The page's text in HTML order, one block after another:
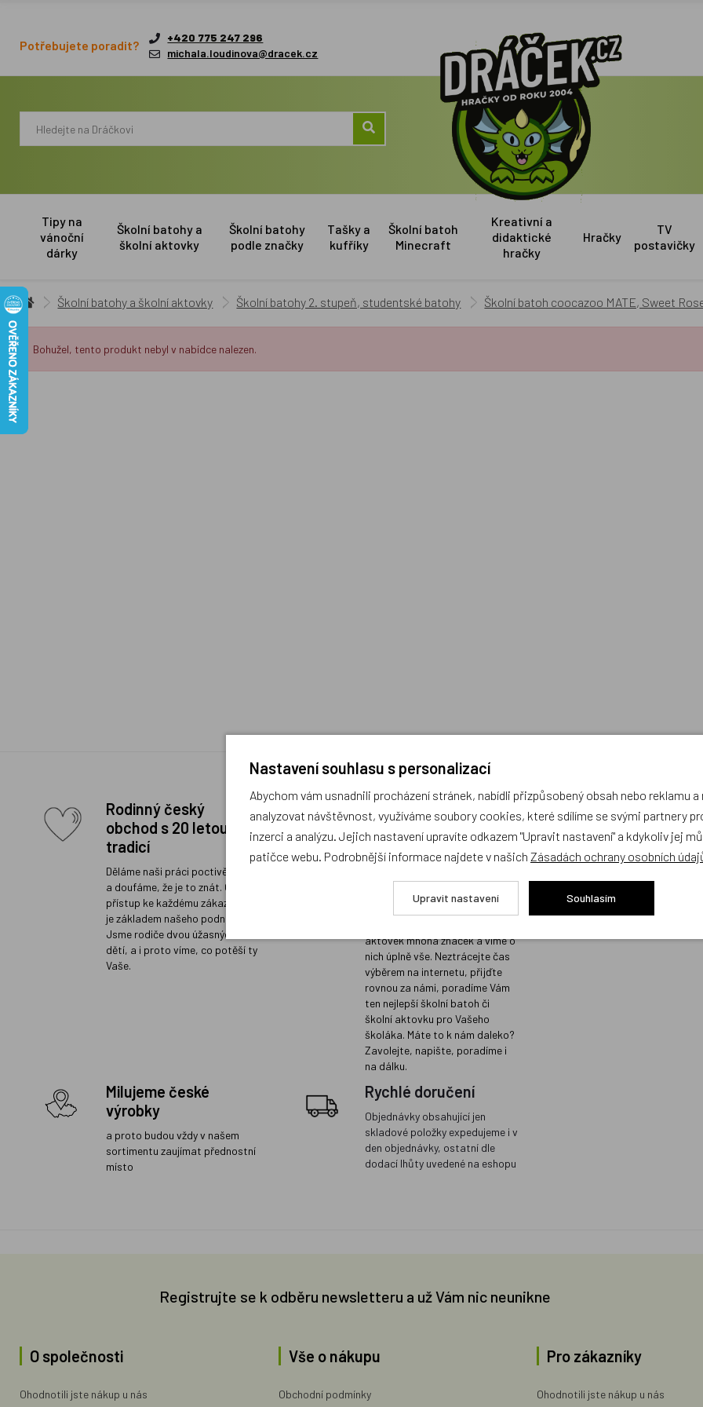
Potřebujete poradit?
+420 775 247 296
michala.loudinova@dracek.cz
Tipy na
vánoční
dárky
Školní batohy a
školní aktovky
Školní batohy
podle značky
Tašky a
kufříky
Školní batoh
Minecraft
Kreativní a
didaktické
hračky
Hračky
TV
postavičky
Školní batohy a školní aktovky Školní batohy 2. stupeň, studentské batohy Školní batoh coocazoo MATE, Sweet
Bohužel, tento produkt nebyl v nabídce nalezen.
Rodinný český
obchod s 20 letou
tradicí
Děláme naši práci poctivě a rádi
a doufáme, že je to znát. Osobní
přístup ke každému zákazníkovi
je základem našeho podnikání.
Jsme rodiče dvou úžasných
dětí, a i proto víme, co potěší ty
Vaše.
Prodejna s největším
výběrem školních
batohů v Praze a
odborným
poradenstvím
Na naší prodejně v Libni máme
aktovek mnoha značek a víme o
nich úplně vše. Neztrácejte čas
výběrem na internetu, přijďte
rovnou za námi, poradíme Vám
ten nejlepší školní batoh či
školní aktovku pro Vašeho
školáka. Máte to k nám daleko?
Zavolejte, napište, poradíme i
na dálku.
Kvalita
místě
Prodáváme jen
koupili i našim
Sortiment, který
kvalitu, do
Milujeme české
výrobky
a proto budou vždy v našem
sortimentu zaujímat přednostní
místo
Rychlé doručení
Objednávky obsahující jen
skladové položky expedujeme i v
den objednávky, ostatní dle
dodací lhůty uvedené na eshopu
Registrujte se k odběru newsletteru a už Vám nic neunikne
O společnosti
Ohodnotili jste nákup u nás
Vše o nákupu
Obchodní podmínky
Pro zákazníky
Ohodnotili jste nákup u nás
Nastavení souhlasu s personalizací
Abychom vám usnadnili procházení stránek, nabídli přizpůsobený obsah nebo reklamu
analyzovat návštěvnost, využíváme soubory cookies, které sdílíme se svými partnery
inzerci a analýzu. Jejich nastavení upravíte odkazem "Upravit nastavení" a kdykoliv jej
patičce webu. Podrobnější informace najdete v našich Zásadách ochrany osobních
Upravit nastavení Souhlasím